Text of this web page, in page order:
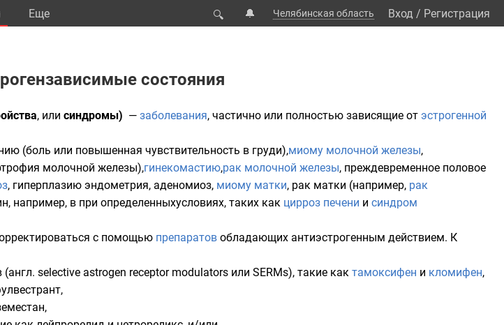
Eще 🔍 🔔 Челябинская область Вход / Регистрация
состояния
, или синдромы) — заболевания, частично или полностью зависящие от эстрогенной
(боль или повышенная чувствительность в груди),миому молочной железы,
молочной железы),гинекомастию,рак молочной железы, преждевременное половое
, гиперплазию эндометрия, аденомиоз, миому матки, рак матки (например, рак
например, в при определенныхусловиях, таких как цирроз печени и синдром
с помощью препаратов обладающих антиэстрогенным действием. К
selective astrogen receptor modulators или SERMs), такие как тамоксифен и кломифен,